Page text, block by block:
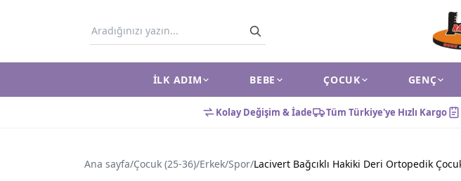
İLK ADIM BEBE ÇOCUK GENÇ
Kolay Değişim & İade Tüm Türkiye'ye Hızlı Kargo
Ana sayfa/Çocuk (25-36)/Erkek/Spor/